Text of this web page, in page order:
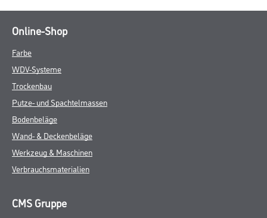
Online-Shop
Farbe
WDV-Systeme
Trockenbau
Putze- und Spachtelmassen
Bodenbeläge
Wand- & Deckenbeläge
Werkzeug & Maschinen
Verbrauchsmaterialien
CMS Gruppe